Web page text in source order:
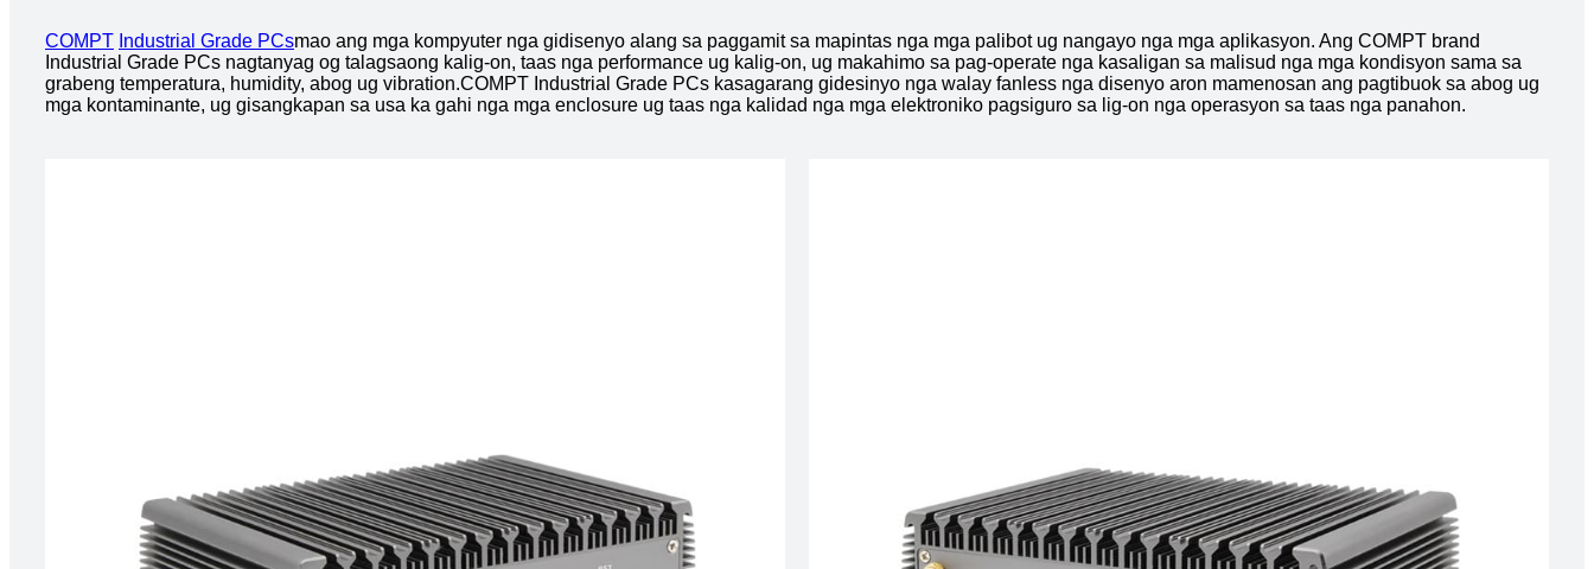
COMPT Industrial Grade PCsmao ang mga kompyuter nga gidisenyo alang sa paggamit sa mapintas nga mga palibot ug nangayo nga mga aplikasyon. Ang COMPT brand
Industrial Grade PCs nagtanyag og talagsaong kalig-on, taas nga performance ug kalig-on, ug makahimo sa pag-operate nga kasaligan sa malisud nga mga kondisyon sama sa
grabeng temperatura, humidity, abog ug vibration.COMPT Industrial Grade PCs kasagarang gidesinyo nga walay fanless nga disenyo aron mamenosan ang pagtibuok sa abog ug
mga kontaminante, ug gisangkapan sa usa ka gahi nga mga enclosure ug taas nga kalidad nga mga elektroniko pagsiguro sa lig-on nga operasyon sa taas nga panahon.